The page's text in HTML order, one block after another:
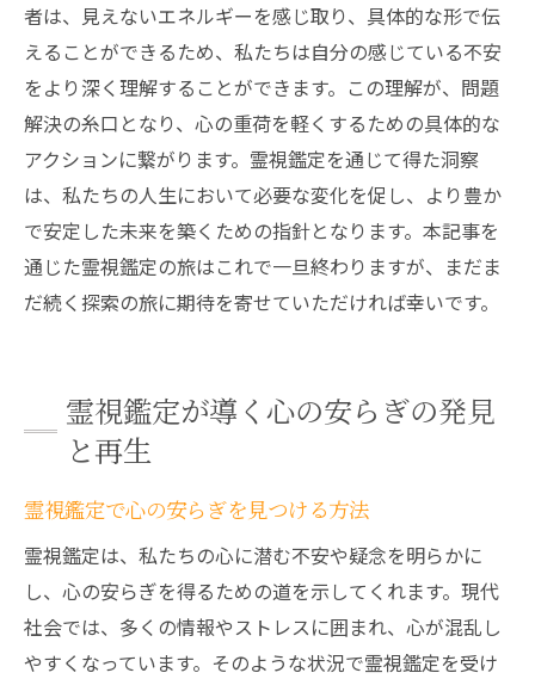
者は、見えないエネルギーを感じ取り、具体的な形で伝
えることができるため、私たちは自分の感じている不安
をより深く理解することができます。この理解が、問題
解決の糸口となり、心の重荷を軽くするための具体的な
アクションに繋がります。霊視鑑定を通じて得た洞察
は、私たちの人生において必要な変化を促し、より豊か
で安定した未来を築くための指針となります。本記事を
通じた霊視鑑定の旅はこれで一旦終わりますが、まだま
だ続く探索の旅に期待を寄せていただければ幸いです。
霊視鑑定が導く心の安らぎの発見
と再生
霊視鑑定で心の安らぎを見つける方法
霊視鑑定は、私たちの心に潜む不安や疑念を明らかに
し、心の安らぎを得るための道を示してくれます。現代
社会では、多くの情報やストレスに囲まれ、心が混乱し
やすくなっています。そのような状況で霊視鑑定を受け